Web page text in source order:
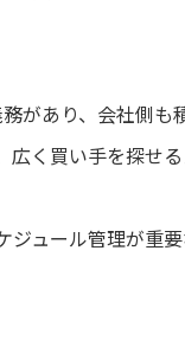
があり、会社側も
広く買い手を探せる
ュール管理が重